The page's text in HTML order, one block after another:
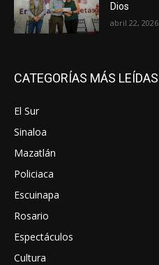
Dios
abril 22, 2026
CATEGORÍAS MÁS LEÍDAS
El Sur
Sinaloa
Mazatlán
Policiaca
Escuinapa
Rosario
Espectáculos
Cultura